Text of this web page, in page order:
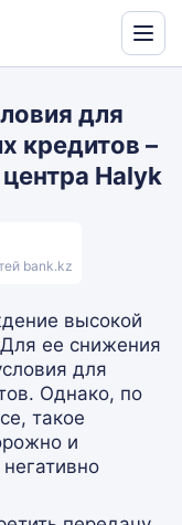
Translate
для
кредитов –
Halyk
bank.kz
высокой
ее снижения
для
Однако, по
такое
и